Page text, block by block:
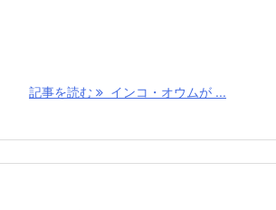
記事を読む インコ・オウムが ...